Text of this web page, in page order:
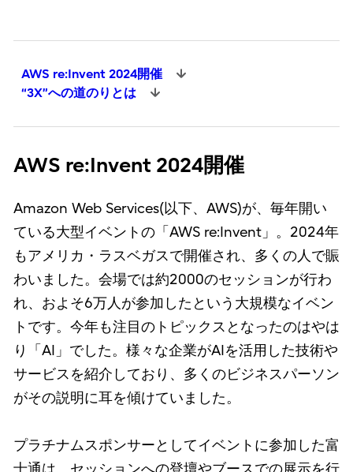
AWS re:Invent 2024開催
“3X”への道のりとは
AWS re:Invent 2024開催
Amazon Web Services(以下、AWS)が、毎年開い
ている大型イベントの「AWS re:Invent」。2024年
もアメリカ・ラスベガスで開催され、多くの人で賑
わいました。会場では約2000のセッションが行わ
れ、およそ6万人が参加したという大規模なイベン
トです。今年も注目のトピックスとなったのはやは
り「AI」でした。様々な企業がAIを活用した技術や
サービスを紹介しており、多くのビジネスパーソン
がその説明に耳を傾けていました。
プラチナムスポンサーとしてイベントに参加した富